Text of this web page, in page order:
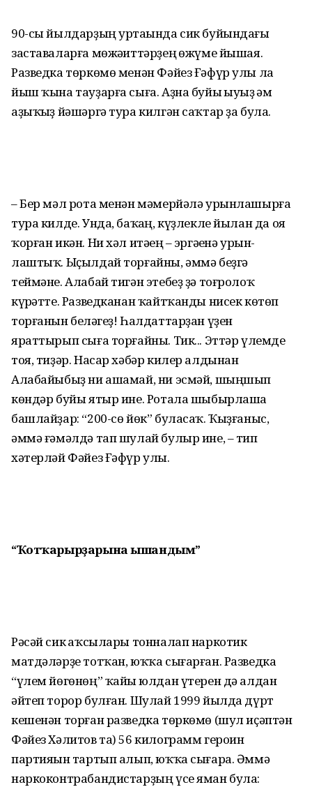
90-сы йылдарҙың уртаһында сик буйындағы
заставаларға мө­жәһиттәрҙең һөжүме йышая.
Разведка төркөмө менән Фәйез Ғәфүр улы ла
йыш ҡына тау­ҙарға сыға. Аҙна буйы һыуһыҙ һәм
аҙыҡһыҙ йәшәргә тура килгән саҡтар ҙа була.
– Бер мәл рота менән мәмер­йәлә урынлашырға
тура килде. Унда, баҡһаң, күҙлекле йылан да оя
ҡорған икән. Ни хәл итәһең – эргәһенә урын­
лаштыҡ. Ыҫылдай торғайны, әммә беҙгә
теймәне. Алабай тигән этебеҙ ҙә тоғролоҡ
күрһәтте. Разведканан ҡайтҡанды нисек көтөп
торғанын белһәгеҙ! Һалдат­тарҙан үҙен
яраттырып сыға торғайны. Тик... Эттәр үлемде
тоя, тиҙәр. Насар хәбәр килер алдынан
Алабайыбыҙ ни ашамай, ни эсмәй, шыңшып
көндәр буйы ятыр ине. Ротала шыбырлаша
башлайҙар: “200-сө йөк” буласаҡ. Ҡыҙғаныс,
әммә ғәмәлдә тап шулай булыр ине, – тип
хәтерләй Фәйез Ғәфүр улы.
“Ҡотҡарырҙарына ышандым”
Рәсәй сик һаҡсылары тонналап наркотик
матдәләрҙе тотҡан, юҡҡа сығарған. Разведка
“үлем йөгөнөң” ҡайһы юл­дан үтерен дә алдан
әйтеп торор булған. Шулай 1999 йылда дүрт
кешенән торған разведка төркөмө (шул иҫәптән
Фәйез Хәлитов та) 56 килограмм героин
партияһын тартып алып, юҡҡа сығара. Әммә
нарко­контрабандистарҙың үсе яман була: